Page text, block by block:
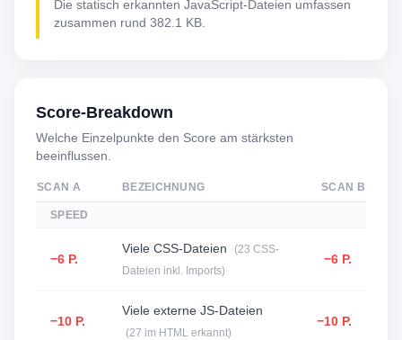
Die statisch erkannten JavaScript-Dateien umfassen
zusammen rund 382.1 KB.
Score-Breakdown
Welche Einzelpunkte den Score am stärksten
beeinflussen.
SCAN A BEZEICHNUNG SCAN B
SPEED
−6 P.
Viele CSS-Dateien
(23 CSS-
Dateien inkl. Imports)
−6 P.
−10 P.
Viele externe JS-Dateien
(27 im HTML erkannt)
−10 P.